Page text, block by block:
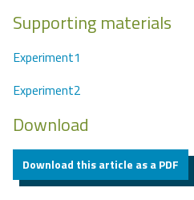
Supporting materials
Experiment1
Experiment2
Download
Download this article as a PDF